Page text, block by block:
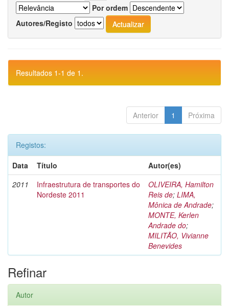
Por ordem
Autores/Registo
Resultados 1-1 de 1.
Anterior 1 Próxima
Registos:
Data
Título
Autor(es)
2011
Infraestrutura de transportes do
Nordeste 2011
OLIVEIRA, Hamilton
Reis de; LIMA,
Mônica de Andrade;
MONTE, Kerlen
Andrade do;
MILITÃO, Vivianne
Benevides
Refinar
Autor